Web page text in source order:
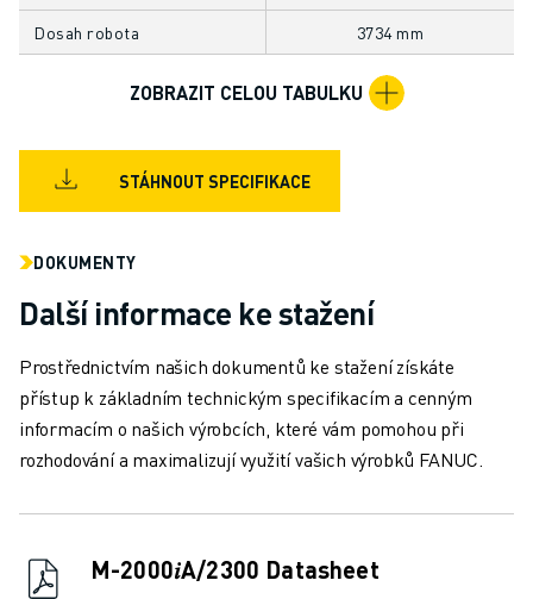
ŠKOLENÍ A VZDĚLÁVÁNÍ
AKADEMIE FANUC
ŘEŠENÍ PRO VZDĚLÁVÁNÍ
VZDĚLÁVACÍ AKCE
NOVINKY A UDÁLOSTI
UDÁLOSTI
O SPOLEČNOSTI FANUC
FANUC V EVROPĚ
NAŠE POBOČKY
UDRŽITELNOST
KONTAKT
OTISK
Dosah robota 3734 mm
ZOBRAZIT CELOU TABULKU
STÁHNOUT SPECIFIKACE
DOKUMENTY
Další informace ke stažení
Prostřednictvím našich dokumentů ke stažení získáte
přístup k základním technickým specifikacím a cenným
informacím o našich výrobcích, které vám pomohou při
rozhodování a maximalizují využití vašich výrobků FANUC.
M-2000𝑖A/2300 Datasheet